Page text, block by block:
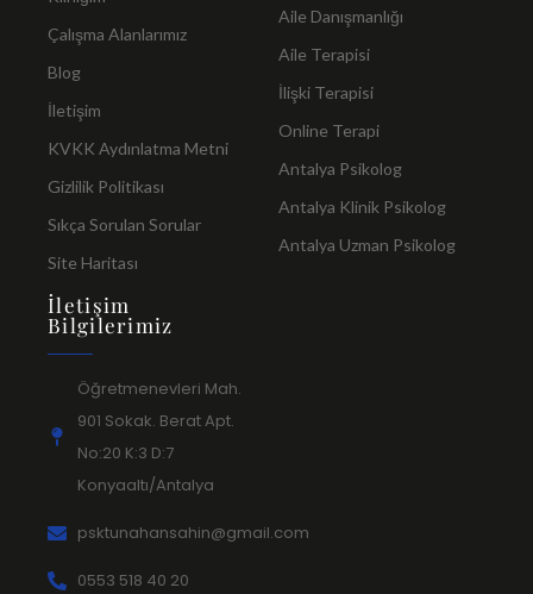
Çalışma Alanlarımız
Blog
İletişim
KVKK Aydınlatma Metni
Gizlilik Politikası
Sıkça Sorulan Sorular
Site Haritası
Aile Danışmanlığı
Aile Terapisi
İlişki Terapisi
Online Terapi
Antalya Psikolog
Antalya Klinik Psikolog
Antalya Uzman Psikolog
İletişim
Bilgilerimiz
Öğretmenevleri Mah.
901 Sokak. Berat Apt.
No:20 K:3 D:7
Konyaaltı/Antalya
psktunahansahin@gmail.com
0553 518 40 20